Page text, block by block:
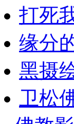
打死
缘分
黑摄
卫松